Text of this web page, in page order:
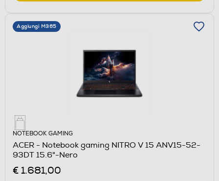
Aggiungi M365
NOTEBOOK GAMING
ACER - Notebook gaming NITRO V 15 ANV15-52-
93DT 15.6"-Nero
€ 1.681,00